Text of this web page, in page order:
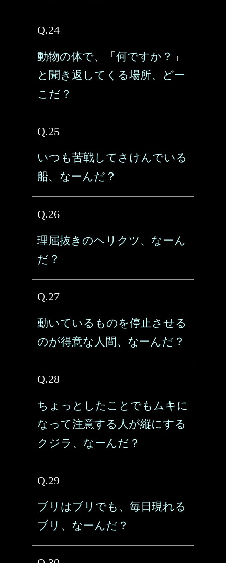
Q.24
動物の体で、「何ですか？」
と聞き返してくる場所、どー
こだ？
Q.25
いつも苦戦してさけんでいる
船、なーんだ？
Q.26
理屈抜きのヘリクツ、なーん
だ？
Q.27
動いているものを停止させる
のが得意な人間、なーんだ？
Q.28
ちょっとしたことでもムキに
なって注意する人が縦にする
クジラ、なーんだ？
Q.29
ブリはブリでも、毎日現れる
ブリ、なーんだ？